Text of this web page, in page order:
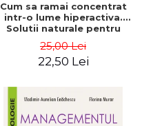
Cum sa ramai concentrat
intr-o lume hiperactiva.
Solutii naturale pentru
performanta creoerului -
Dr. John Gray
25,00 Lei
22,50 Lei